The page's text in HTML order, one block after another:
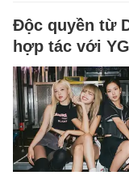
Độc quyền từ
hợp tác với YG